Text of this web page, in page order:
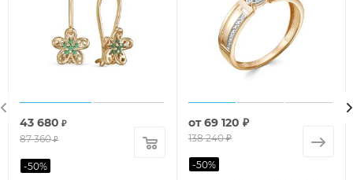
43 680 ₽
87 360₽
-50%
от69 120 ₽
138 240 ₽
-50%